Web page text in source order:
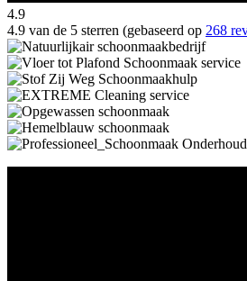
4.9
4.9 van de 5 sterren (gebaseerd op 268